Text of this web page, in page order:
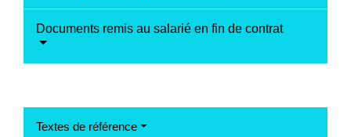
Documents remis au salarié en fin de contrat
Textes de référence